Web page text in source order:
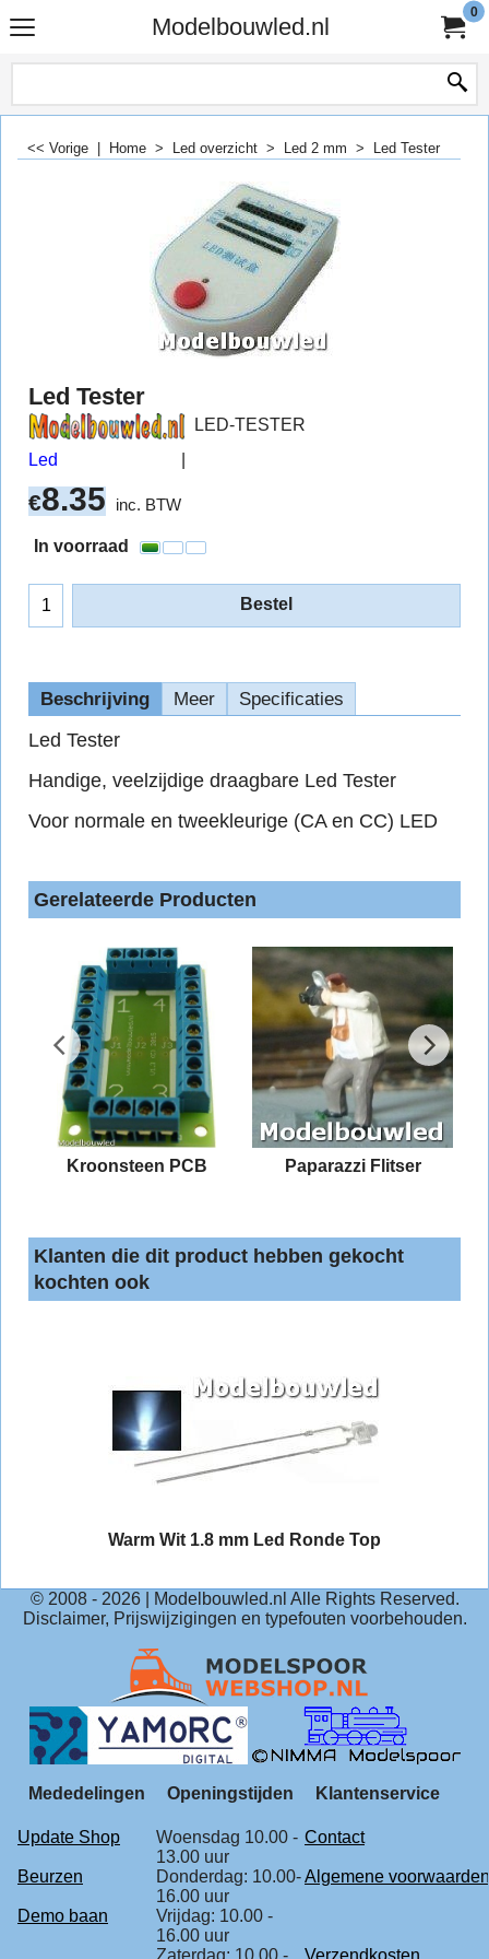
Modelbouwled.nl
0
<< Vorige Home > Led overzicht > Led 2 mm > Led Tester
Led Tester
Led
LED-TESTER
€8.35 inc. BTW
In voorraad
Bestel
Beschrijving Meer Specificaties
Led Tester
Handige, veelzijdige draagbare Led Tester
Voor normale en tweekleurige (CA en CC) LED
Gerelateerde Producten
Kroonsteen PCB Paparazzi Flitser
Klanten die dit product hebben gekocht
kochten ook
Warm Wit 1.8 mm Led Ronde Top
© 2008 - 2026| Modelbouwled.nl Alle Rights Reserved.
Disclaimer, Prijswijzigingen en typefouten voorbehouden.
Mededelingen Openingstijden Klantenservice
Update Shop
Woensdag 10.00 -
13.00 uur
Contact
Beurzen
Donderdag: 10.00-
16.00 uur
Algemene voorwaarden
Demo baan
Vrijdag: 10.00 -
16.00 uur
Zaterdag: 10.00 -
Verzendkosten